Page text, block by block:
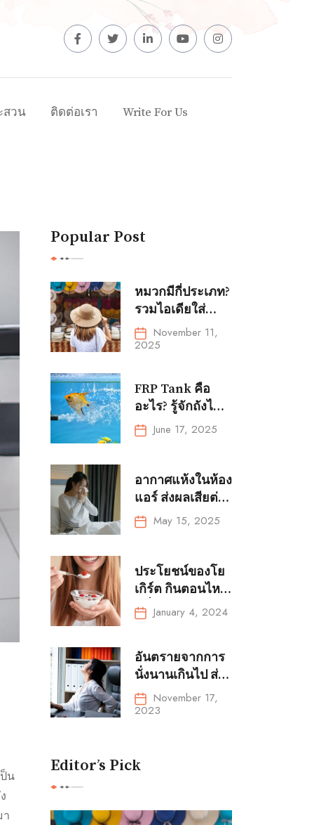
สวน ติดต่อเรา Write For Us
น
Popular Post
หมวกมีกี่ประเภท?
รวมไอเดียใส่
หมวกให้เข้ากับ
การแต่งตัวทุกลุค
November 11,
2025
FRP Tank คือ
อะไร? รู้จักถังไฟ
เบอร์กลาสสำหรับ
การเพาะเลี้ยงสัตว์
June 17, 2025
อากาศแห้งในห้อง
แอร์ ส่งผลเสียต่อ
สุขภาพได้โดย
ไม่รู้ตัว!
May 15, 2025
ประโยชน์ของโย
เกิร์ต กินตอนไหน
ดีที่สุด และคน
ป่วยกินโยเกิร์ตได้
January 4, 2024
อันตรายจากการ
นั่งนานเกินไป ส่ง
ผลเสียต่อสุขภาพ
ด้านใดบ้าง
November 17,
2023
Editor’s Pick